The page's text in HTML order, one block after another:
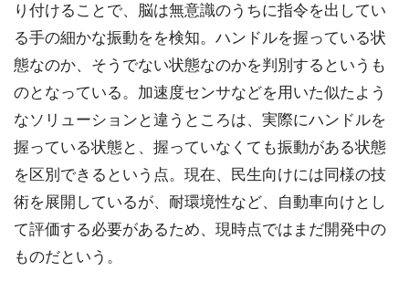
り付けることで、脳は無意識のうちに指令を出してい
る手の細かな振動をを検知。ハンドルを握っている状
態なのか、そうでない状態なのかを判別するというも
のとなっている。加速度センサなどを用いた似たよう
なソリューションと違うところは、実際にハンドルを
握っている状態と、握っていなくても振動がある状態
を区別できるという点。現在、民生向けには同様の技
術を展開しているが、耐環境性など、自動車向けとし
て評価する必要があるため、現時点ではまだ開発中の
ものだという。